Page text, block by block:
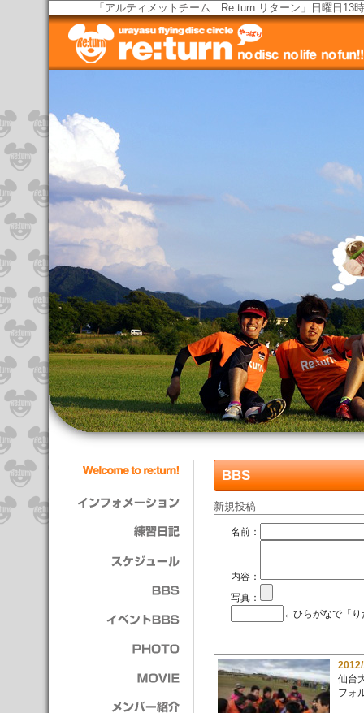
「アルティメットチーム Re:turn リターン」日曜日13
BBS
新規投稿
名前：
内容：
写真：
←ひらがなで「り
仙台
フォ